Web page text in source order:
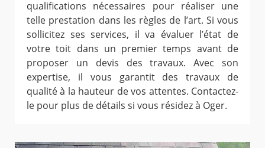
qualifications nécessaires pour réaliser une
telle prestation dans les règles de l’art. Si vous
sollicitez ses services, il va évaluer l’état de
votre toit dans un premier temps avant de
proposer un devis des travaux. Avec son
expertise, il vous garantit des travaux de
qualité à la hauteur de vos attentes. Contactez-
le pour plus de détails si vous résidez à Oger.